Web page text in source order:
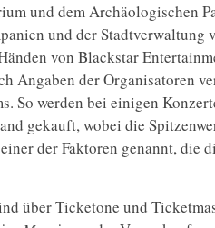
und dem Archäologischen
und der Stadtverwaltung
von Blackstar
Angaben der Organisatoren
So werden bei einigen
gekauft, wobei die
der Faktoren genannt, die
über Ticketone und